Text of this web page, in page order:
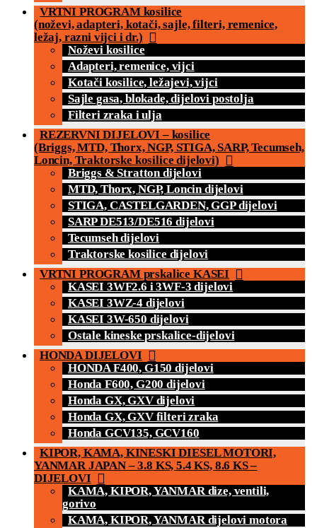
VRTNI PROGRAM kosilice
(noževi, adapteri, kotači, sajle, filteri, remenice,
ležaj, razni vijci i dr.)
Noževi kosilice
Adapteri, remenice, vijci
Kotači kosilice, ležajevi, vijci
Sajle gasa, blokade, dijelovi postolja
Filteri zraka i ulja
REZERVNI DIJELOVI – kosilice
(Briggs, MTD, Thorx, NGP, STIGA, SARP, Tecumseh,
Loncin, Traktorske kosilice dijelovi)
Briggs & Stratton dijelovi
MTD, Thorx, NGP, Loncin dijelovi
STIGA, CASTELGARDEN, GGP dijelovi
SARP DE513/DE516 dijelovi
Tecumseh dijelovi
Traktorske kosilice dijelovi
VRTNI PROGRAM prskalice KASEI
KASEI 3WF2.6 i 3WF-3 dijelovi
KASEI 3WZ-4 dijelovi
KASEI 3W-650 dijelovi
Ostale kineske prskalice-dijelovi
HONDA DIJELOVI
HONDA F400, G150 dijelovi
Honda F600, G200 dijelovi
Honda GX, GXV dijelovi
Honda GX, GXV filteri zraka
Honda GCV135, GCV160
KIPOR, KAMA, KINESKI DIESEL MOTORI,
YANMAR JAPAN – 3.8 KS, 5.4 KS, 8.6 KS –
DIJELOVI
KAMA, KIPOR, YANMAR dize, ventili,
gorivo
KAMA, KIPOR, YANMAR dijelovi motora